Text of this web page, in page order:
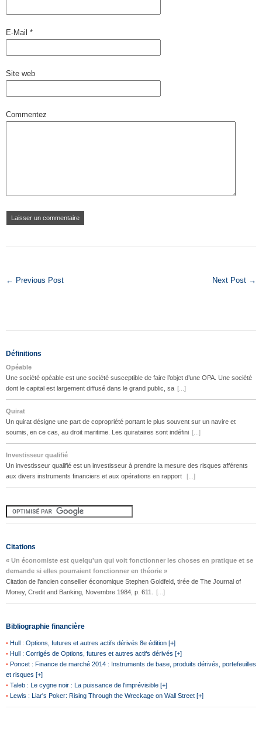
E-Mail *
Site web
Commentez
← Previous Post Next Post →
Définitions
Opéable
Une société opéable est une société susceptible de faire l’objet d’une OPA. Une société
dont le capital est largement diffusé dans le grand public, sa [...]
Quirat
Un quirat désigne une part de copropriété portant le plus souvent sur un navire et
soumis, en ce cas, au droit maritime. Les quirataires sont indéfini [...]
Investisseur qualifié
Un investisseur qualifié est un investisseur à prendre la mesure des risques afférents
aux divers instruments financiers et aux opérations en rapport
[...]
Citations
« Un économiste est quelqu'un qui voit fonctionner les choses en pratique et se
demande si elles pourraient fonctionner en théorie »
Citation de l'ancien conseiller économique Stephen Goldfeld, tirée de The Journal of
Money, Credit and Banking, Novembre 1984, p. 611.
[...]
Bibliographie financière
• Hull : Options, futures et autres actifs dérivés 8e édition [+]
• Hull : Corrigés de Options, futures et autres actifs dérivés [+]
• Poncet : Finance de marché 2014 : Instruments de base, produits dérivés, portefeuilles
et risques [+]
• Taleb : Le cygne noir : La puissance de l'imprévisible [+]
• Lewis : Liar's Poker: Rising Through the Wreckage on Wall Street [+]